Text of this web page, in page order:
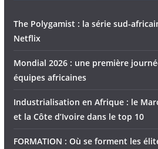
The Polygamist : la série sud-
Netflix
Mondial 2026 : une première
équipes africaines
Industrialisation en Afrique : le
et la Côte d’Ivoire dans le top 10
FORMATION : Où se forment les